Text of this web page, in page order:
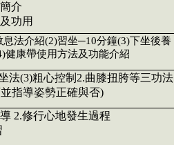
介
功用
法介紹(2)習坐─10分鐘(3)下坐後養
健康帶使用方法及功能介紹
法(3)粗心控制2.曲膝扭胯等三功法
指導姿勢正確與否)
2.修行心地發生過程